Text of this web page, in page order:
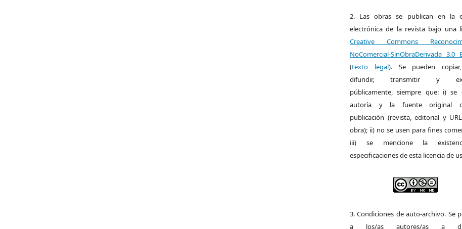
2. Las obras se publican en la
electrónica de la revista bajo una
Creative Commons
NoComercial-SinObraDerivada 3.0
(texto legal). Se pueden
difundir, transmitir y
públicamente, siempre que: i) se
autoría y la fuente original
publicación (revista, editorial y
obra); ii) no se usen para fines
iii) se mencione la
especificaciones de esta licencia de
3. Condiciones de auto-archivo. Se
a los/as autores/as a